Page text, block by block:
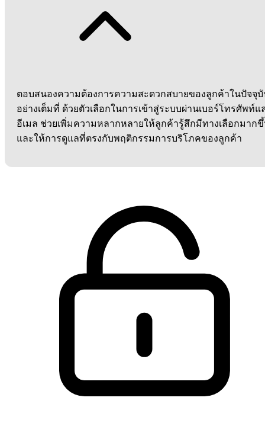
ตอบสนองความต้องการความสะดวกสบายของลูกค้าในปัจจุ
อย่างเต็มที่ ด้วยตัวเลือกในการเข้าสู่ระบบผ่านเบอร์โทรศัพท์แ
อีเมล ช่วยเพิ่มความหลากหลายให้ลูกค้ารู้สึกมีทางเลือกมาก
และให้การดูแลที่ตรงกับพฤติกรรมการบริโภคของลูกค้า